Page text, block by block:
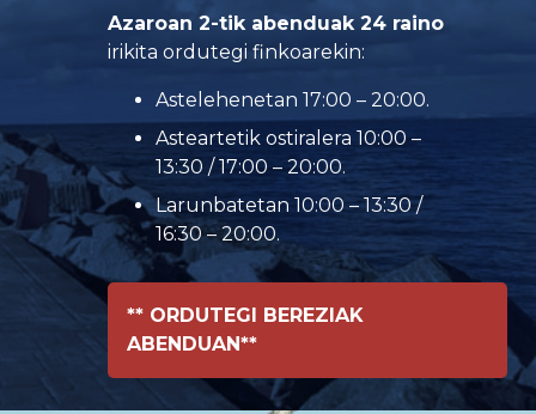
Azaroan 2-tik abenduak 24 raino
irikita ordutegi finkoarekin:
Astelehenetan 17:00 – 20:00.
Asteartetik ostiralera 10:00 –
13:30 / 17:00 – 20:00.
Larunbatetan 10:00 – 13:30 /
16:30 – 20:00.
** ORDUTEGI BEREZIAK
ABENDUAN**